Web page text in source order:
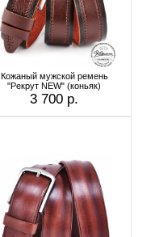
Кожаный мужской ремень
"Рекрут NEW" (коньяк)
3 700 р.